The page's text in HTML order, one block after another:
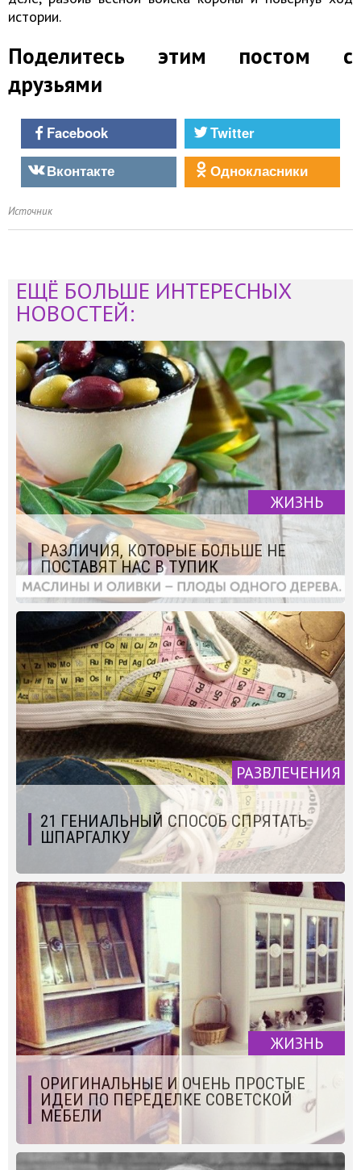
истории.
Поделитесь этим постом с
друзьями
Facebook
Twitter
Вконтакте
Однокласники
Источник
ЕЩЁ БОЛЬШЕ ИНТЕРЕСНЫХ
НОВОСТЕЙ:
ЖИЗНЬ
РАЗЛИЧИЯ, КОТОРЫЕ БОЛЬШЕ НЕ
ПОСТАВЯТ НАС В ТУПИК
РАЗВЛЕЧЕНИЯ
21 ГЕНИАЛЬНЫЙ СПОСОБ СПРЯТАТЬ
ШПАРГАЛКУ
ЖИЗНЬ
ОРИГИНАЛЬНЫЕ И ОЧЕНЬ ПРОСТЫЕ
ИДЕИ ПО ПЕРЕДЕЛКЕ СОВЕТСКОЙ
МЕБЕЛИ